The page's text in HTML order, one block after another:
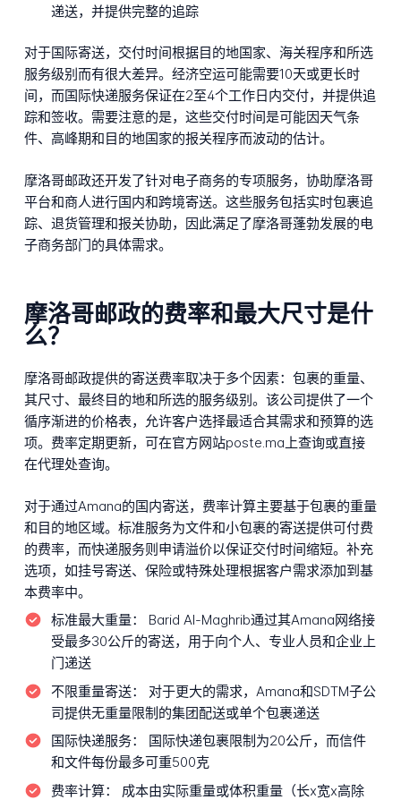
递送，并提供完整的追踪
对于国际寄送，交付时间根据目的地国家、海关程序和所选
服务级别而有很大差异。经济空运可能需要10天或更长时
间，而国际快递服务保证在2至4个工作日内交付，并提供追
踪和签收。需要注意的是，这些交付时间是可能因天气条
件、高峰期和目的地国家的报关程序而波动的估计。
摩洛哥邮政还开发了针对电子商务的专项服务，协助摩洛哥
平台和商人进行国内和跨境寄送。这些服务包括实时包裹追
踪、退货管理和报关协助，因此满足了摩洛哥蓬勃发展的电
子商务部门的具体需求。
摩洛哥邮政的费率和最大尺寸是什
么？
摩洛哥邮政提供的寄送费率取决于多个因素：包裹的重量、
其尺寸、最终目的地和所选的服务级别。该公司提供了一个
循序渐进的价格表，允许客户选择最适合其需求和预算的选
项。费率定期更新，可在官方网站poste.ma上查询或直接
在代理处查询。
对于通过Amana的国内寄送，费率计算主要基于包裹的重量
和目的地区域。标准服务为文件和小包裹的寄送提供可付费
的费率，而快递服务则申请溢价以保证交付时间缩短。补充
选项，如挂号寄送、保险或特殊处理根据客户需求添加到基
本费率中。
标准最大重量：
Barid Al-Maghrib通过其Amana网络接
受最多30公斤的寄送，用于向个人、专业人员和企业上
门递送
不限重量寄送：
对于更大的需求，Amana和SDTM子公
司提供无重量限制的集团配送或单个包裹递送
国际快递服务：
国际快递包裹限制为20公斤，而信件
和文件每份最多可重500克
费率计算：
成本由实际重量或体积重量（长x宽x高除